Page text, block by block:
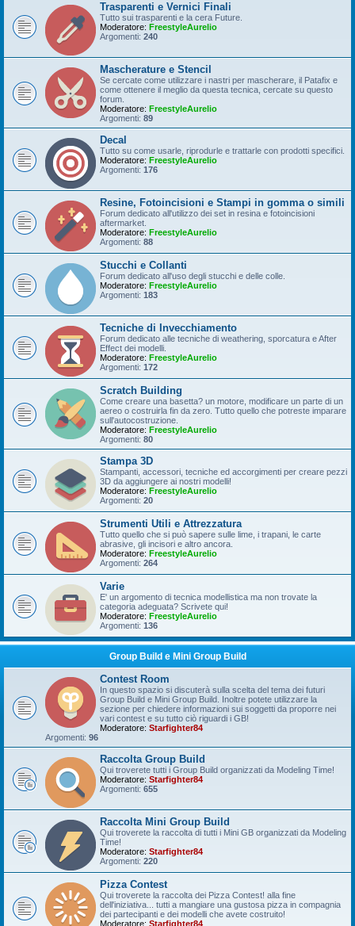
Trasparenti e Vernici Finali
Tutto sui trasparenti e la cera Future.
Moderatore: FreestyleAurelio
Argomenti: 240
Mascherature e Stencil
Se cercate come utilizzare i nastri per mascherare, il Patafix e
come ottenere il meglio da questa tecnica, cercate su questo
forum.
Moderatore: FreestyleAurelio
Argomenti: 89
Decal
Tutto su come usarle, riprodurle e trattarle con prodotti specifici.
Moderatore: FreestyleAurelio
Argomenti: 176
Resine, Fotoincisioni e Stampi in gomma o simili
Forum dedicato all'utilizzo dei set in resina e fotoincisioni
aftermarket.
Moderatore: FreestyleAurelio
Argomenti: 88
Stucchi e Collanti
Forum dedicato all'uso degli stucchi e delle colle.
Moderatore: FreestyleAurelio
Argomenti: 183
Tecniche di Invecchiamento
Forum dedicato alle tecniche di weathering, sporcatura e After
Effect dei modelli.
Moderatore: FreestyleAurelio
Argomenti: 172
Scratch Building
Come creare una basetta? un motore, modificare un parte di un
aereo o costruirla fin da zero. Tutto quello che potreste imparare
sull'autocostruzione.
Moderatore: FreestyleAurelio
Argomenti: 80
Stampa 3D
Stampanti, accessori, tecniche ed accorgimenti per creare pezzi
3D da aggiungere ai nostri modelli!
Moderatore: FreestyleAurelio
Argomenti: 20
Strumenti Utili e Attrezzatura
Tutto quello che si può sapere sulle lime, i trapani, le carte
abrasive, gli incisori e altro ancora.
Moderatore: FreestyleAurelio
Argomenti: 264
Varie
E' un argomento di tecnica modellistica ma non trovate la
categoria adeguata? Scrivete qui!
Moderatore: FreestyleAurelio
Argomenti: 136
Group Build e Mini Group Build
Contest Room
In questo spazio si discuterà sulla scelta del tema dei futuri
Group Build e Mini Group Build. Inoltre potete utilizzare la
sezione per chiedere informazioni sui soggetti da proporre nei
vari contest e su tutto ciò riguardi i GB!
Moderatore: Starfighter84
Argomenti: 96
Raccolta Group Build
Qui troverete tutti i Group Build organizzati da Modeling Time!
Moderatore: Starfighter84
Argomenti: 655
Raccolta Mini Group Build
Qui troverete la raccolta di tutti i Mini GB organizzati da Modeling
Time!
Moderatore: Starfighter84
Argomenti: 220
Pizza Contest
Qui troverete la raccolta dei Pizza Contest! alla fine
dell'iniziativa... tutti a mangiare una gustosa pizza in compagnia
dei partecipanti e dei modelli che avete costruito!
Moderatore: Starfighter84